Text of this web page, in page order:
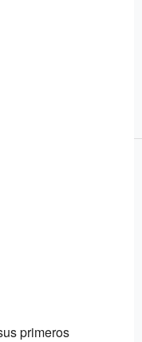
primeros